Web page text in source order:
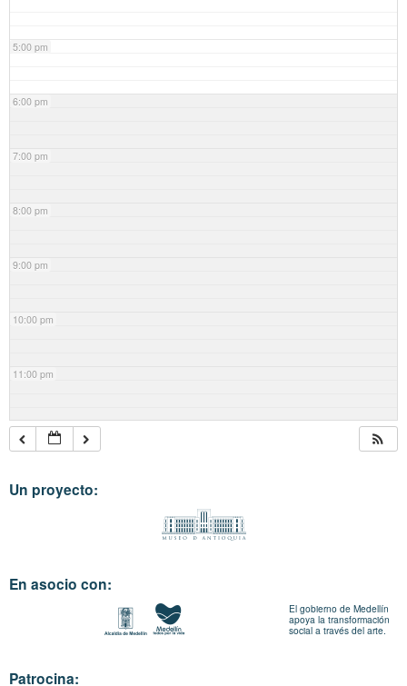
5:00 pm
6:00 pm
7:00 pm
8:00 pm
9:00 pm
10:00 pm
11:00 pm
Un proyecto:
En asocio con:
El gobierno de Medellín
apoya la transformación
social a través del arte.
Patrocina: